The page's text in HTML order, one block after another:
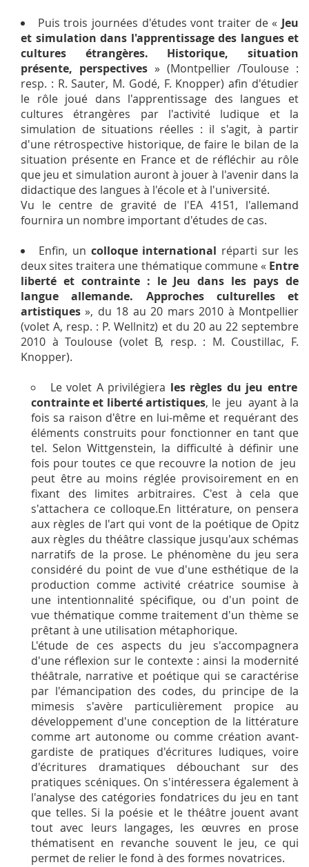
Puis trois journées d'études vont traiter de «Jeu
et simulation dans l'apprentissage des langues et
cultures étrangères. Historique, situation
présente, perspectives » (Montpellier /Toulouse :
resp. : R. Sauter, M. Godé, F. Knopper) afin d'étudier
le rôle joué dans l'apprentissage des langues et
cultures étrangères par l'activité ludique et la
simulation de situations réelles : il s'agit, à partir
d'une rétrospective historique, de faire le bilan de la
situation présente en France et de réfléchir au rôle
que jeu et simulation auront à jouer à l'avenir dans la
didactique des langues à l'école et à l'université.
Vu le centre de gravité de l'EA 4151, l'allemand
fournira un nombre important d'études de cas.
Enfin, un colloque international réparti sur les
deux sites traitera une thématique commune « Entre
liberté et contrainte : le Jeu dans les pays de
langue allemande. Approches culturelles et
artistiques », du 18 au 20 mars 2010 à Montpellier
(volet A, resp. : P. Wellnitz) et du 20 au 22 septembre
2010 à Toulouse (volet B, resp. : M. Coustillac, F.
Knopper).
Le volet A privilégiera les règles du jeu entre
contrainte et liberté artistiques, le jeu ayant à la
fois sa raison d'être en lui-même et requérant des
éléments construits pour fonctionner en tant que
tel. Selon Wittgenstein, la difficulté à définir une
fois pour toutes ce que recouvre la notion de jeu
peut être au moins réglée provisoirement en en
fixant des limites arbitraires. C'est à cela que
s'attachera ce colloque.En littérature, on pensera
aux règles de l'art qui vont de la poétique de Opitz
aux règles du théâtre classique jusqu'aux schémas
narratifs de la prose. Le phénomène du jeu sera
considéré du point de vue d'une esthétique de la
production comme activité créatrice soumise à
une intentionnalité spécifique, ou d'un point de
vue thématique comme traitement d'un thème se
prêtant à une utilisation métaphorique.
L'étude de ces aspects du jeu s'accompagnera
d'une réflexion sur le contexte : ainsi la modernité
théâtrale, narrative et poétique qui se caractérise
par l'émancipation des codes, du principe de la
mimesis s'avère particulièrement propice au
développement d'une conception de la littérature
comme art autonome ou comme création avant-
gardiste de pratiques d'écritures ludiques, voire
d'écritures dramatiques débouchant sur des
pratiques scéniques. On s'intéressera également à
l'analyse des catégories fondatrices du jeu en tant
que telles. Si la poésie et le théâtre jouent avant
tout avec leurs langages, les œuvres en prose
thématisent en revanche souvent le jeu, ce qui
permet de relier le fond à des formes novatrices.